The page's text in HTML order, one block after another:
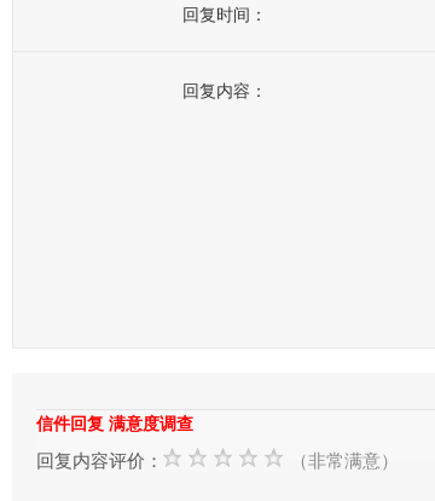
回复时间：
回复内容：
信件回复 满意度调查
回复内容评价： （非常满意）